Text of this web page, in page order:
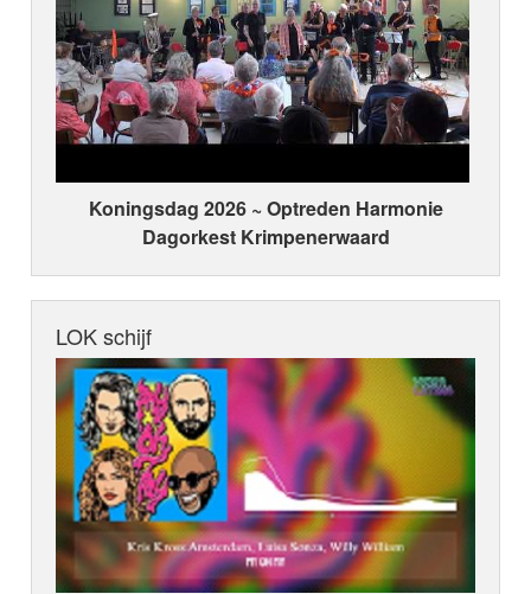
Koningsdag 2026 ~ Optreden Harmonie
Dagorkest Krimpenerwaard
LOK schijf